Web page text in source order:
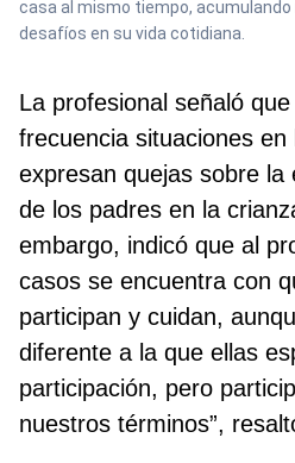
casa al mismo tiempo,
desafíos en su vida cotidiana.
La profesional señaló
frecuencia situaciones
expresan quejas sobre la
de los padres en la
embargo, indicó que al
casos se encuentra con
participan y cuidan,
diferente a la que ellas
participación, pero
nuestros términos”,